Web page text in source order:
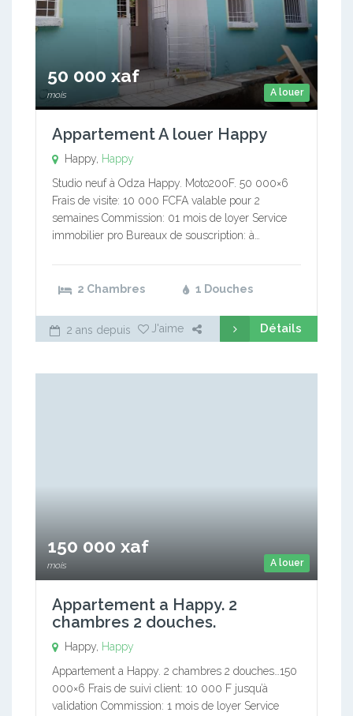
A louer
50 000 xaf
mois
Appartement A louer Happy
Happy, Happy
Studio neuf à Odza Happy. Moto200F. 50 000×6
Frais de visite: 10 000 FCFA valable pour 2
semaines Commission: 01 mois de loyer Service
immobilier pro Bureaux de souscription: à…
2 Chambres 1 Douches
2 ans depuis J'aime Détails
A louer
150 000 xaf
mois
Appartement a Happy. 2
chambres 2 douches.
Happy, Happy
Appartement a Happy. 2 chambres 2 douches…150
000×6 Frais de suivi client: 10 000 F jusqu’à
validation Commission: 1 mois de loyer Service